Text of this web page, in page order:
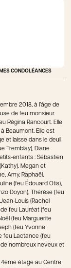
CONDOLÉANCES
2018, à l’âge de
de feu monsieur
Régina Rancourt. Elle
Beaumont. Elle est
et laisse dans le deuil
Tremblay), Diane
enfants : Sébastien
Megan et
Amy, Raphaël,
(feu Édouard Otis),
Doyon), Thérèse (feu
Louis (Rachel
feu Lauréat (feu
(feu Marguerite
(feu Yvonne
feu Lactance (feu
de nombreux neveux et
4ème étage au Centre